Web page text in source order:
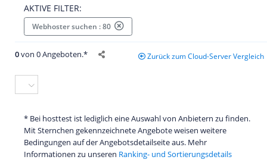
AKTIVE FILTER:
Webhoster suchen : 80
0von 0 Angeboten.* Zurück zum Cloud-Server Vergleich
* Bei hosttest ist lediglich eine Auswahl von Anbietern zu finden.
Mit Sternchen gekennzeichnete Angebote weisen weitere
Bedingungen auf der Angebotsdetailseite aus. Mehr
Informationen zu unseren Ranking- und Sortierungsdetails